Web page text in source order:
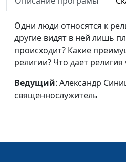
Что такое вера?
Обижаешься. А
знаешь, почему?
Как справиться с
завистью?
Одни люди относятся к
другие видят в ней лишь
происходит? Какие
религии? Что дает
Ведущий: Александр
священнослужитель